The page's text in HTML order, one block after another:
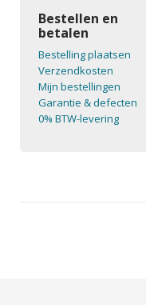
Bestellen en
betalen
Bestelling plaatsen
Verzendkosten
Mijn bestellingen
Garantie & defecten
0% BTW-levering